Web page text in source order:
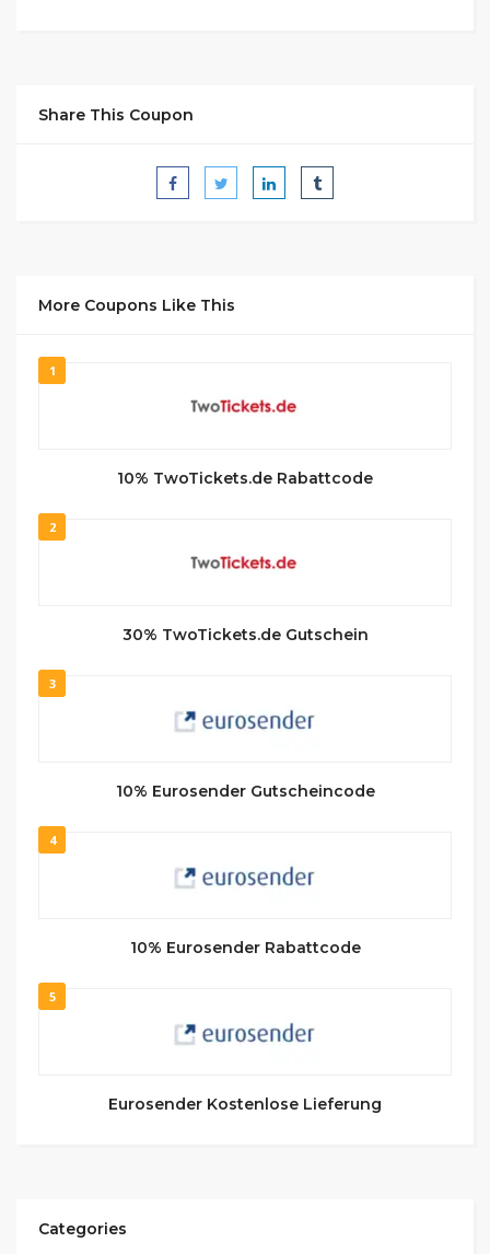
Share This Coupon
More Coupons Like This
1
10% TwoTickets.de Rabattcode
2
30% TwoTickets.de Gutschein
3
10% Eurosender Gutscheincode
4
10% Eurosender Rabattcode
5
Eurosender Kostenlose Lieferung
Categories